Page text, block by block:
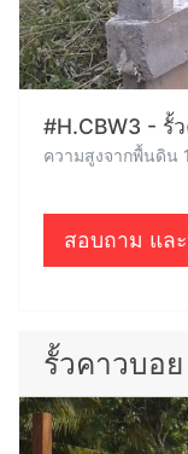
#H.CBW3 - รั้
ความสูงจากพื้นดิน
สอบถาม แล
รั้วคาวบอ